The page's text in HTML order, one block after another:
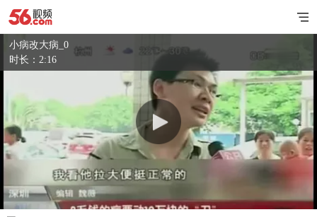
小病改大病_0
时长：2:16